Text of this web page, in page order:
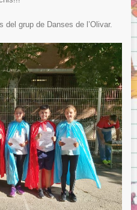
grup de Danses de l’Olivar.